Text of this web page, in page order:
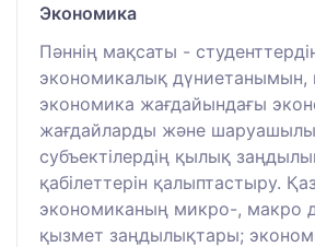
Экономика
Пәннің мақсаты -
экономикалық дүниетанымын,
экономика жағдайындағы
жағдайларды және
субъектілердің қылық
қабілеттерін қалыптастыру.
экономиканың микро-, макро
қызмет заңдылықтары;